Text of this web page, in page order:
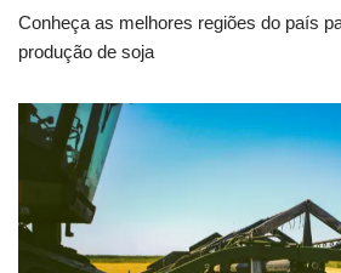
Conheça as melhores regiões do país
produção de soja